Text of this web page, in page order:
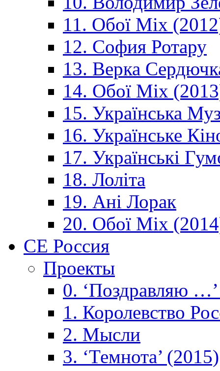
11. Обої Mix
12. София Ротару
13. Верка
14. Обої Mix
15. Українська
16. Українське
17. Українські
18. Лоліта
19. Ані Лорак
20. Обої Mix
CE Россия
Проекты
0. ‘Поздравляю
1. Королевствo
2. Мысли
3. ‘Темнота’ (2015)